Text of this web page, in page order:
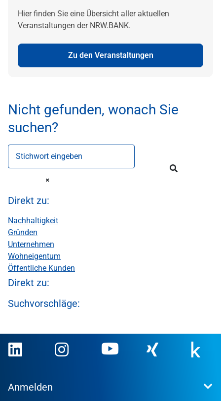
Hier finden Sie eine Übersicht aller aktuellen
Veranstaltungen der NRW.BANK.
Zu den Veranstaltungen
Nicht gefunden, wonach Sie
suchen?
Stichwort eingeben
Direkt zu:
Nachhaltigkeit
Gründen
Unternehmen
Wohneigentum
Öffentliche Kunden
Direkt zu:
Suchvorschläge:
Anmelden